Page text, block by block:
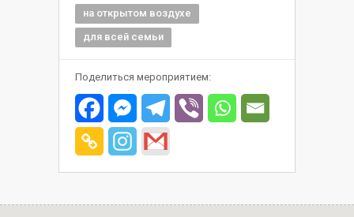
на открытом воздухе
для всей семьи
Поделиться мероприятием: